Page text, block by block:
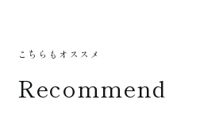
こちらもオススメ
Recommend